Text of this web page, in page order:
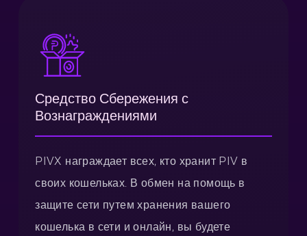
Средство Сбережения с
Вознаграждениями
PIVX награждает всех, кто хранит PIV в
своих кошельках. В обмен на помощь в
защите сети путем хранения вашего
кошелька в сети и онлайн, вы будете